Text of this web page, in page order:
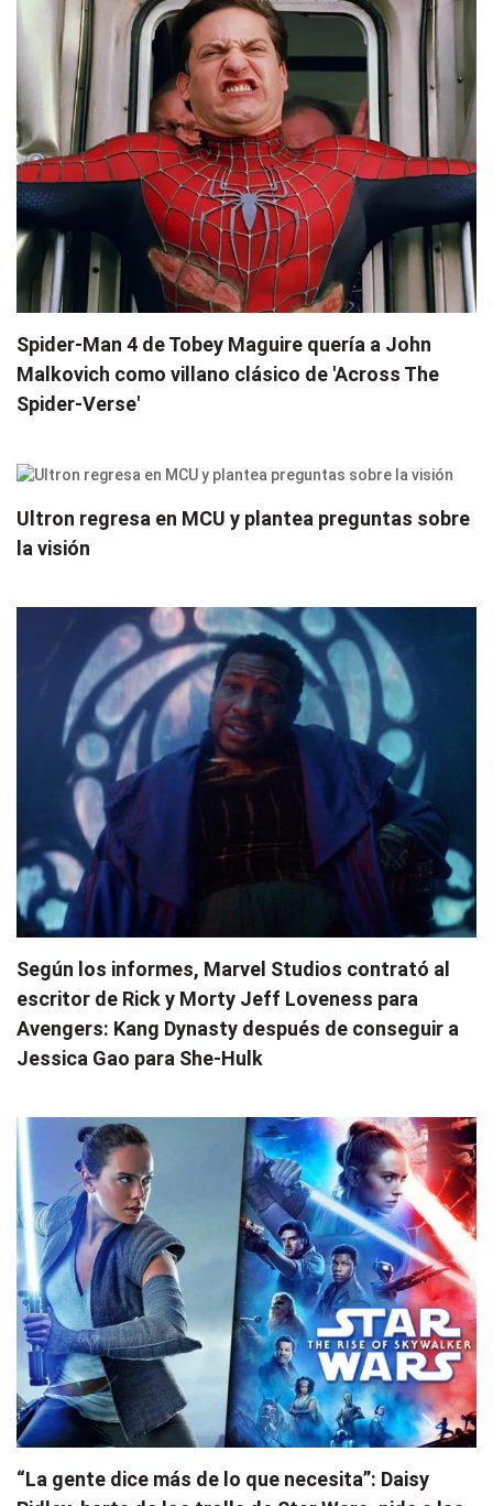
Spider-Man 4 de Tobey Maguire quería a John
Malkovich como villano clásico de 'Across The
Spider-Verse'
Ultron regresa en MCU y plantea preguntas sobre
la visión
Según los informes, Marvel Studios contrató al
escritor de Rick y Morty Jeff Loveness para
Avengers: Kang Dynasty después de conseguir a
Jessica Gao para She-Hulk
“La gente dice más de lo que necesita”: Daisy